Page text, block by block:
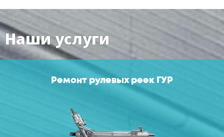
Наши услуги
Ремонт рулевых реек ГУР